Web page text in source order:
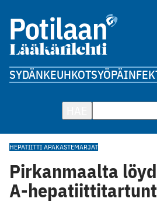
SYDÄNKEUHKOTSYÖPÄ
HEPATIITTI APAKASTEMARJAT
Pirkanmaalta
A-